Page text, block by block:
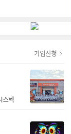
가입신청
스텍